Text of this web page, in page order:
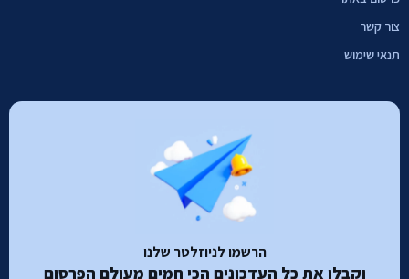
צור קשר
תנאי שימוש
הרשמו לניוזלטר שלנו
וקבלו את כל העדכונים הכי חמים מעולם הפרסום